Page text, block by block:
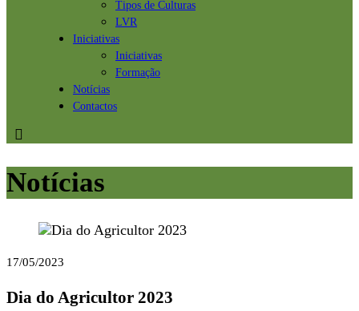
Tipos de Culturas
LVR
Iniciativas
Iniciativas
Formação
Notícias
Contactos
Notícias
17/05/2023
Dia do Agricultor 2023